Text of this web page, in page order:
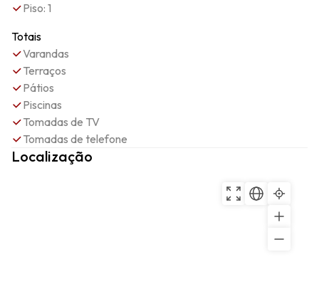
Piso: 1
Totais
Varandas
Terraços
Pátios
Piscinas
Tomadas de TV
Tomadas de telefone
Localização